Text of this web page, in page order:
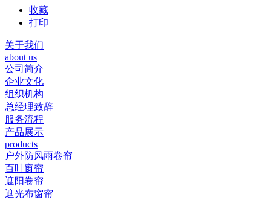
收藏
打印
关于我们
about us
公司简介
企业文化
组织机构
总经理致辞
服务流程
产品展示
products
户外防风雨卷帘
百叶窗帘
遮阳卷帘
遮光布窗帘